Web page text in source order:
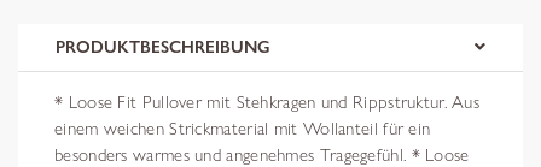
PRODUKTBESCHREIBUNG
* Loose Fit Pullover mit Stehkragen und Rippstruktur. Aus
einem weichen Strickmaterial mit Wollanteil für ein
besonders warmes und angenehmes Tragegefühl. * Loose